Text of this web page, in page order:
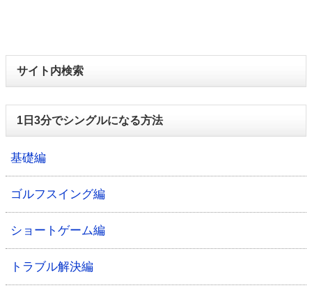
サイト内検索
1日3分でシングルになる方法
基礎編
ゴルフスイング編
ショートゲーム編
トラブル解決編